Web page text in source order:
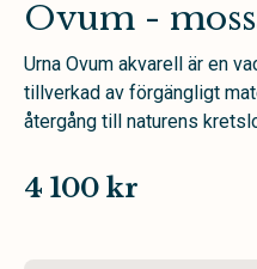
Ovum -
Urna Ovum akvarell är en
tillverkad av förgängligt
återgång till naturens
4 100 kr